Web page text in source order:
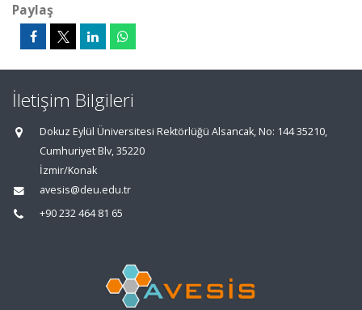
Paylaş
İletişim Bilgileri
Dokuz Eylül Üniversitesi Rektörlüğü Alsancak, No: 144 35210,
Cumhuriyet Blv, 35220
İzmir/Konak
avesis@deu.edu.tr
+90 232 464 81 65